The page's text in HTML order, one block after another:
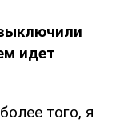
идет
того, я